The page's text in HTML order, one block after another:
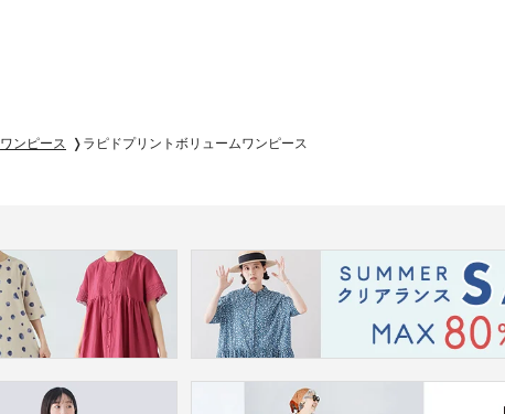
ワンピース ラピドプリントボリュームワンピース